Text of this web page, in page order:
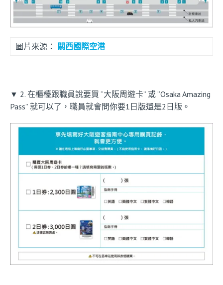
圖片來源： 關西國際空港
▼ 2. 在櫃檯跟職員說要買 “大阪周遊卡” 或 “Osaka Amazing
Pass” 就可以了，職員就會問你要1日版還是2日版。